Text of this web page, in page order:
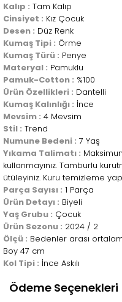
Kalıp : Tam Kalıp
Cinsiyet : Kız Çocuk
Desen : Düz Renk
Kumaş Tipi : Örme
Kumaş Türü : Penye
Materyal : Pamuklu
Pamuk-Cotton : %100
Ürün Özellikleri : Dantelli
Kumaş Kalınlığı : İnce
Mevsim : 4 Mevsim
Stil : Trend
Numune Bedeni : 7 Yaş
Yıkama Talimatı :
kullanmayınız. Tamburlu
ütüleyiniz. Kuru temizleme
Parça Sayısı : 1 Parça
Ürün Detayı : Biyeli
Yaş Grubu : Çocuk
Ürün Sezonu : 2024 / 2
Ölçü : Bedenler arası
Boy 47 cm
Kol Tipi : İnce Askılı
Ödeme Seçenekleri